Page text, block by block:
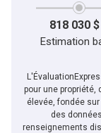
818 030 $
Estimation
pour une propriété,
élevée, fondée
des
renseignements